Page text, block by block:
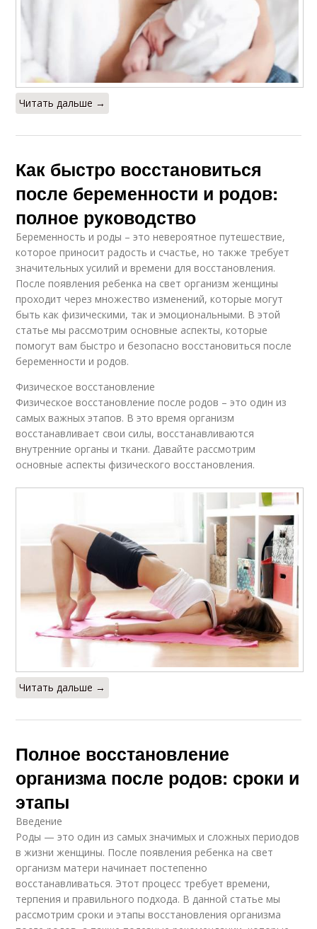
Читать дальше →
Как быстро восстановиться
после беременности и родов:
полное руководство
Беременность и роды – это невероятное путешествие,
которое приносит радость и счастье, но также требует
значительных усилий и времени для восстановления.
После появления ребенка на свет организм женщины
проходит через множество изменений, которые могут
быть как физическими, так и эмоциональными. В этой
статье мы рассмотрим основные аспекты, которые
помогут вам быстро и безопасно восстановиться после
беременности и родов.
Физическое восстановление
Физическое восстановление после родов – это один из
самых важных этапов. В это время организм
восстанавливает свои силы, восстанавливаются
внутренние органы и ткани. Давайте рассмотрим
основные аспекты физического восстановления.
Читать дальше →
Полное восстановление
организма после родов: сроки и
этапы
Введение
Роды — это один из самых значимых и сложных периодов
в жизни женщины. После появления ребенка на свет
организм матери начинает постепенно
восстанавливаться. Этот процесс требует времени,
терпения и правильного подхода. В данной статье мы
рассмотрим сроки и этапы восстановления организма